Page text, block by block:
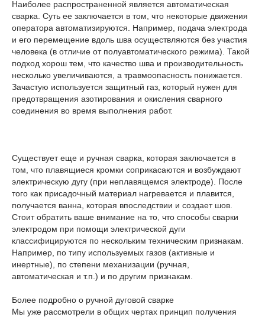
Наиболее распространенной является автоматическая
сварка. Суть ее заключается в том, что некоторые движения
оператора автоматизируются. Например, подача электрода
и его перемещение вдоль шва осуществляются без участия
человека (в отличие от полуавтоматического режима). Такой
подход хорош тем, что качество шва и производительность
несколько увеличиваются, а травмоопасность понижается.
Зачастую используется защитный газ, который нужен для
предотвращения азотирования и окисления сварного
соединения во время выполнения работ.
Существует еще и ручная сварка, которая заключается в
том, что плавящиеся кромки соприкасаются и возбуждают
электрическую дугу (при неплавящемся электроде). После
того как присадочный материал нагревается и плавится,
получается ванна, которая впоследствии и создает шов.
Стоит обратить ваше внимание на то, что способы сварки
электродом при помощи электрической дуги
классифицируются по нескольким техническим признакам.
Например, по типу используемых газов (активные и
инертные), по степени механизации (ручная,
автоматическая и т.п.) и по другим признакам.
Более подробно о ручной дуговой сварке
Мы уже рассмотрели в общих чертах принцип получения